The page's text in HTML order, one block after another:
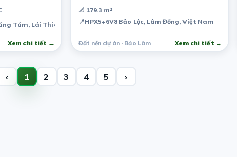
Tám, Lái Thiêu, Thuận An, Bình Dương, Việt Nam
Xem chi tiết →
📐 179.3 m²
📍HPX5+6V8 Bảo Lộc, Lâm Đồng, Việt Nam
Đất nền dự án · Bảo Lâm Xem chi tiết →
‹ 1 2 3 4 5 ›